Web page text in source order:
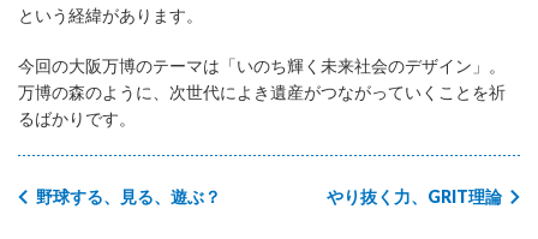
という経緯があります。
今回の大阪万博のテーマは「いのち輝く未来社会のデザイン」。
万博の森のように、次世代によき遺産がつながっていくことを祈
るばかりです。
やり抜く力、GRIT理論
野球する、見る、遊ぶ？